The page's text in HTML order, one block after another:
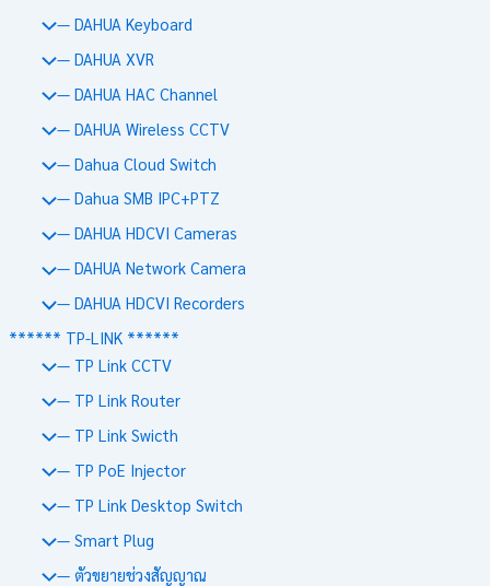
— DAHUA Keyboard
— DAHUA XVR
— DAHUA HAC Channel
— DAHUA Wireless CCTV
— Dahua Cloud Switch
— Dahua SMB IPC+PTZ
— DAHUA HDCVI Cameras
— DAHUA Network Camera
— DAHUA HDCVI Recorders
****** TP-LINK ******
— TP Link CCTV
— TP Link Router
— TP Link Swicth
— TP PoE Injector
— TP Link Desktop Switch
— Smart Plug
— ตัวขยายช่วงสัญญาณ